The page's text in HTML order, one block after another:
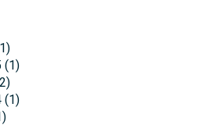
(1)
(1)